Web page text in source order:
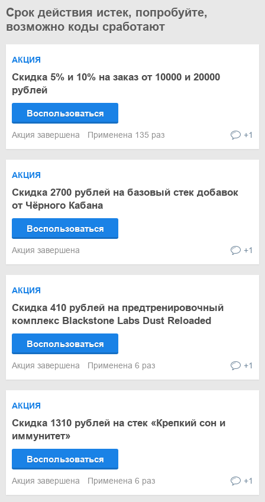
Срок действия истек, попробуйте,
возможно коды сработают
АКЦИЯ
Скидка 5% и 10% на заказ от 10000 и 20000
рублей
Воспользоваться
Акция завершена Применена 135 раз +1
АКЦИЯ
Скидка 2700 рублей на базовый стек добавок
от Чёрного Кабана
Воспользоваться
Акция завершена +1
АКЦИЯ
Скидка 410 рублей на предтренировочный
комплекс Blackstone Labs Dust Reloaded
Воспользоваться
Акция завершена Применена 6 раз +1
АКЦИЯ
Скидка 1310 рублей на стек «Крепкий сон и
иммунитет»
Воспользоваться
Акция завершена Применена 6 раз +1